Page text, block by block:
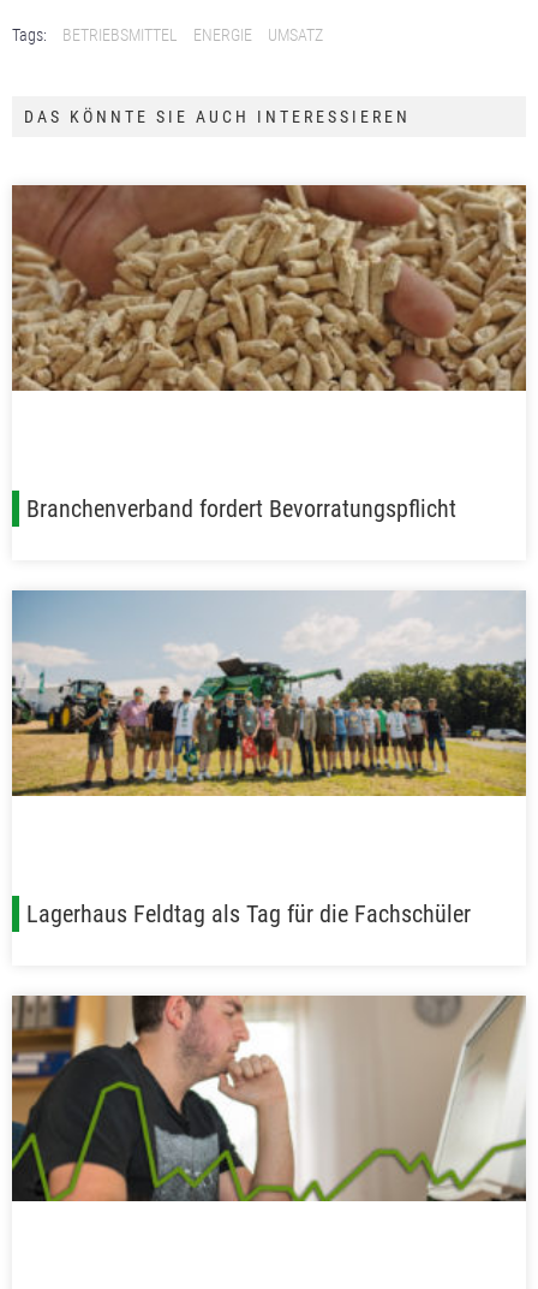
Tags: BETRIEBSMITTEL ENERGIE UMSATZ
DAS KÖNNTE SIE AUCH INTERESSIEREN
Branchenverband fordert Bevorratungspflicht
Lagerhaus Feldtag als Tag für die Fachschüler